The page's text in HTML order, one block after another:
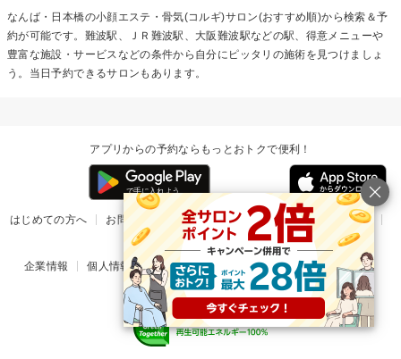
なんば・日本橋の小顔エステ・骨気(コルギ)サロン(おすすめ順)から検索＆予
約が可能です。難波駅、ＪＲ難波駅、大阪難波駅などの駅、得意メニューや
豊富な施設・サービスなどの条件から自分にピッタリの施術を見つけましょ
う。当日予約できるサロンもあります。
アプリからの予約ならもっとおトクで便利！
はじめての方へ お問い合わせ ヘルプ リリース情報
利用規約
掲載ご希望のサロン様
企業情報 個人情報保護方針 楽天のサービス一覧 アプリ一覧
© Rakuten Group, Inc.